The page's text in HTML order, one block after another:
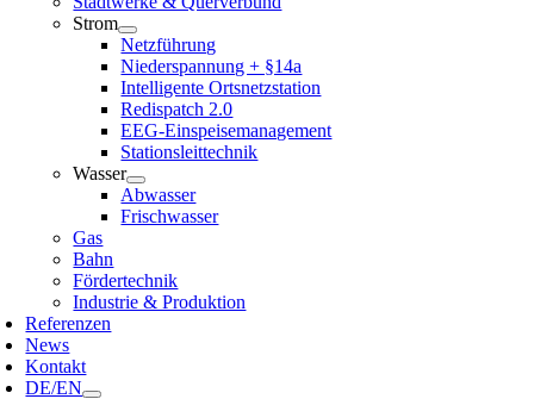
Strom
Netzführung
Niederspannung + §14a
Intelligente Ortsnetzstation
Redispatch 2.0
EEG-Einspeisemanagement
Stationsleittechnik
Wasser
Abwasser
Frischwasser
Gas
Bahn
Fördertechnik
Industrie & Produktion
Referenzen
News
Kontakt
DE/EN